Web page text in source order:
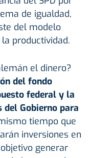
de igualdad,
del modelo
productividad.
el dinero?
del fondo
federal y la
Gobierno para
tiempo que
inversiones en
generar